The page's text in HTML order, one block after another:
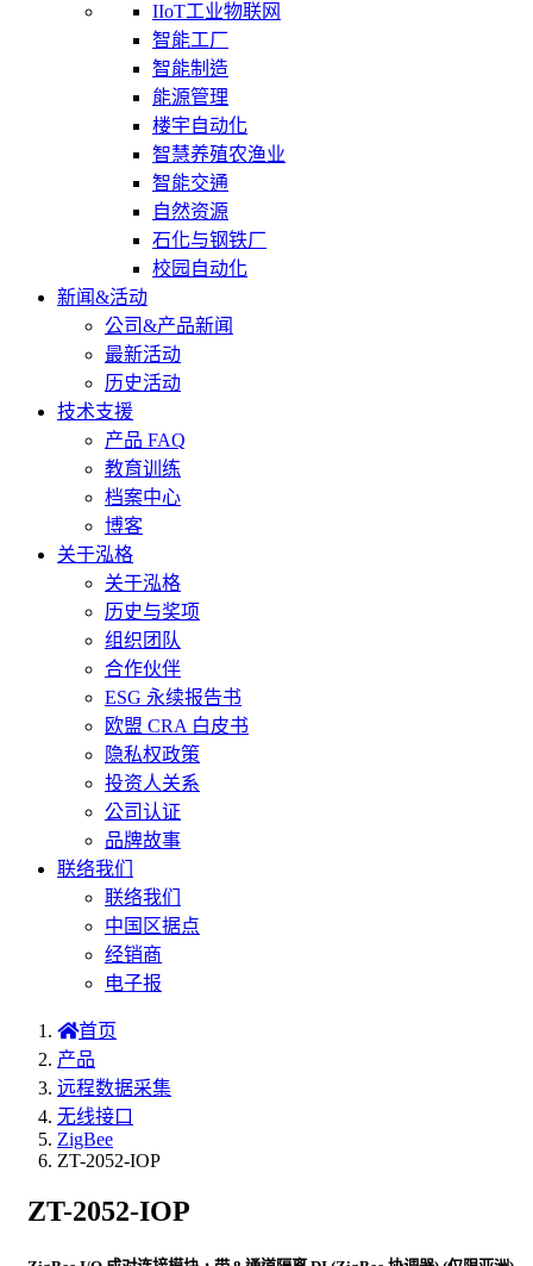
IIoT工业物联网
智能工厂
智能制造
能源管理
楼宇自动化
智慧养殖农渔业
智能交通
自然资源
石化与钢铁厂
校园自动化
新闻&活动
公司&产品新闻
最新活动
历史活动
技术支援
产品 FAQ
教育训练
档案中心
博客
关于泓格
关于泓格
历史与奖项
组织团队
合作伙伴
ESG 永续报告书
欧盟 CRA 白皮书
隐私权政策
投资人关系
公司认证
品牌故事
联络我们
联络我们
中国区据点
经销商
电子报
首页
产品
远程数据采集
无线接口
ZigBee
ZT-2052-IOP
ZT-2052-IOP